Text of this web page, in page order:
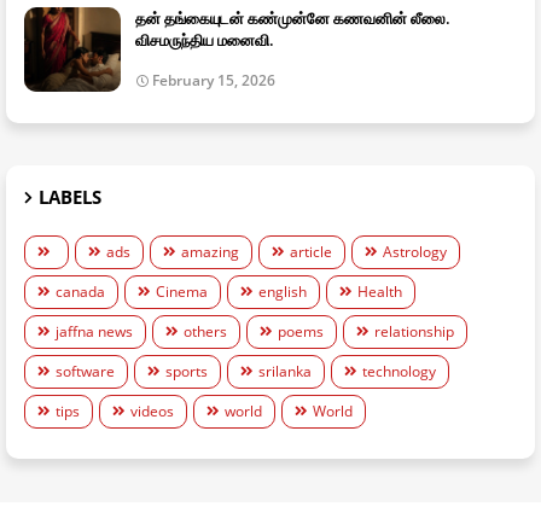
தன் தங்கையுடன் கண்முன்னே கணவனின் லீலை.
விசமருந்திய மனைவி.
February 15, 2026
LABELS
ads amazing article
Astrology
canada
Cinema english
Health
jaffna news
others poems
relationship
software
sports srilanka
technology
tips
videos world World